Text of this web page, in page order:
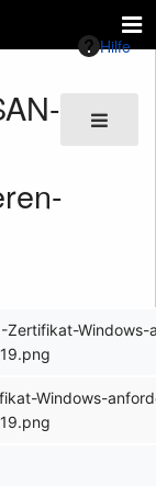
Hilfe
Zertifikat-
Windows-